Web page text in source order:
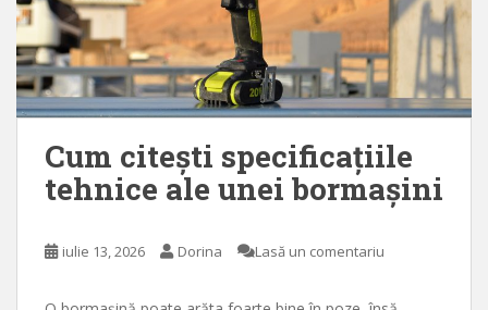
Cum citești specificațiile
tehnice ale unei bormașini
iulie 13, 2026 Dorina Lasă un comentariu